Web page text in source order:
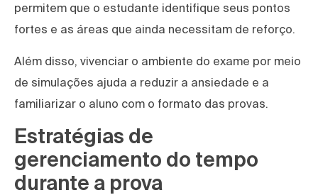
permitem que o estudante identifique seus pontos
fortes e as áreas que ainda necessitam de reforço.
Além disso, vivenciar o ambiente do exame por meio
de simulações ajuda a reduzir a ansiedade e a
familiarizar o aluno com o formato das provas.
Estratégias de
gerenciamento do tempo
durante a prova